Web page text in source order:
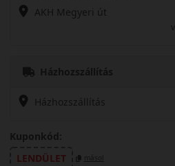
AKH Megyeri út
Házhozszállítás
Házhozszállítás
Kuponkód:
LENDÜLET
másol